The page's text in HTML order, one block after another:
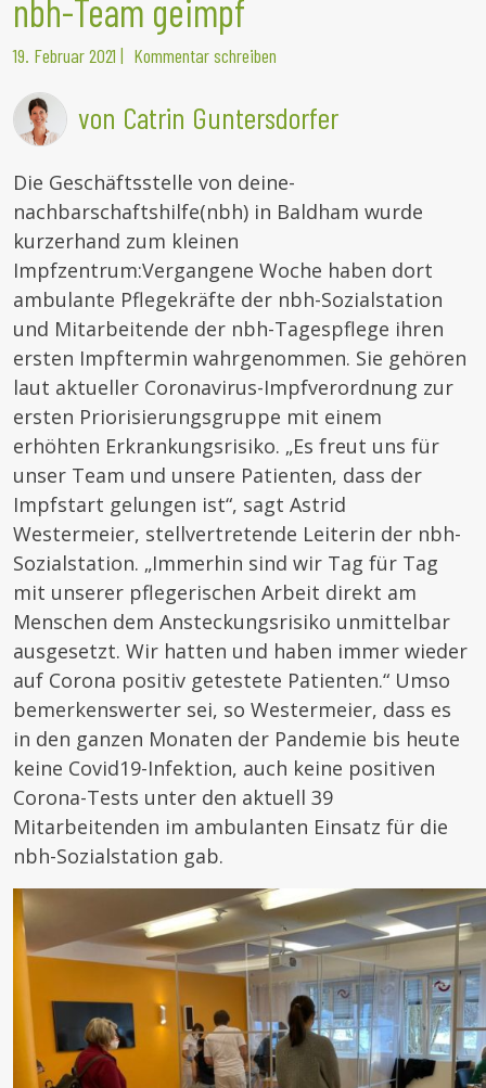
nbh-Team geimpf
19. Februar 2021 | Kommentar schreiben
von Catrin Guntersdorfer
Die Geschäftsstelle von deine-
nachbarschaftshilfe(nbh) in Baldham wurde
kurzerhand zum kleinen
Impfzentrum:Vergangene Woche haben dort
ambulante Pflegekräfte der nbh-Sozialstation
und Mitarbeitende der nbh-Tagespflege ihren
ersten Impftermin wahrgenommen. Sie gehören
laut aktueller Coronavirus-Impfverordnung zur
ersten Priorisierungsgruppe mit einem
erhöhten Erkrankungsrisiko. „Es freut uns für
unser Team und unsere Patienten, dass der
Impfstart gelungen ist“, sagt Astrid
Westermeier, stellvertretende Leiterin der nbh-
Sozialstation. „Immerhin sind wir Tag für Tag
mit unserer pflegerischen Arbeit direkt am
Menschen dem Ansteckungsrisiko unmittelbar
ausgesetzt. Wir hatten und haben immer wieder
auf Corona positiv getestete Patienten.“ Umso
bemerkenswerter sei, so Westermeier, dass es
in den ganzen Monaten der Pandemie bis heute
keine Covid19-Infektion, auch keine positiven
Corona-Tests unter den aktuell 39
Mitarbeitenden im ambulanten Einsatz für die
nbh-Sozialstation gab.